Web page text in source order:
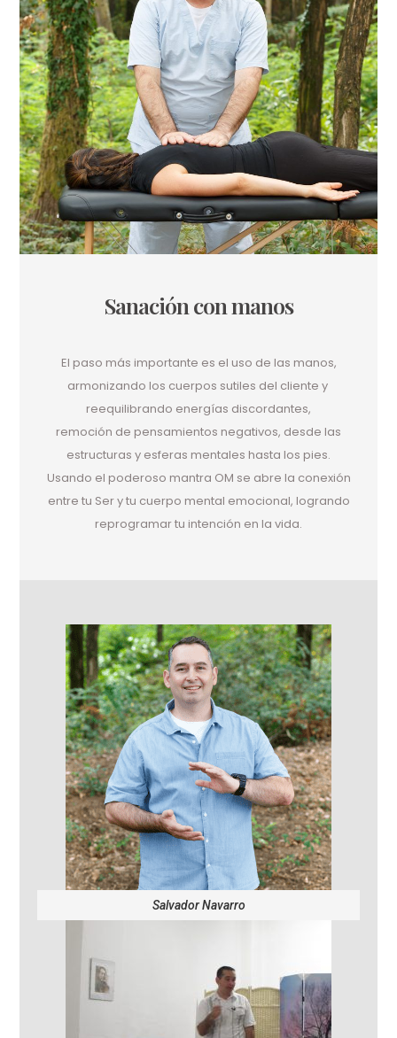
Sanación con manos
El paso más importante es el uso de las manos,
armonizando los cuerpos sutiles del cliente y
reequilibrando energías discordantes,
remoción de pensamientos negativos, desde las
estructuras y esferas mentales hasta los pies.
Usando el poderoso mantra OM se abre la conexión
entre tu Ser y tu cuerpo mental emocional, logrando
reprogramar tu intención en la vida.
Salvador Navarro